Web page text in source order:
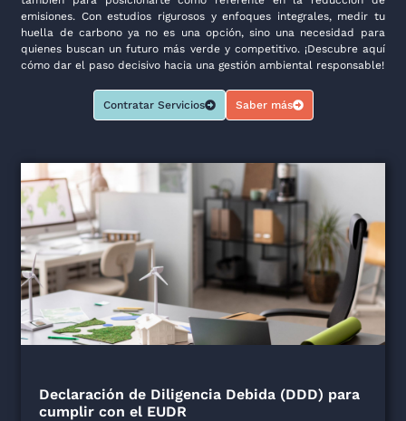
emisiones. Con estudios rigurosos y enfoques integrales, medir tu
huella de carbono ya no es una opción, sino una necesidad para
quienes buscan un futuro más verde y competitivo. ¡Descubre aquí
cómo dar el paso decisivo hacia una gestión ambiental responsable!
Contratar Servicios Saber más
Declaración de Diligencia Debida (DDD) para
cumplir con el EUDR